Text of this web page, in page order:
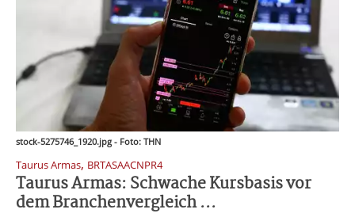
stock-5275746_1920.jpg - Foto: THN
Taurus Armas, BRTASAACNPR4
Taurus Armas: Schwache Kursbasis vor
dem Branchenvergleich ...